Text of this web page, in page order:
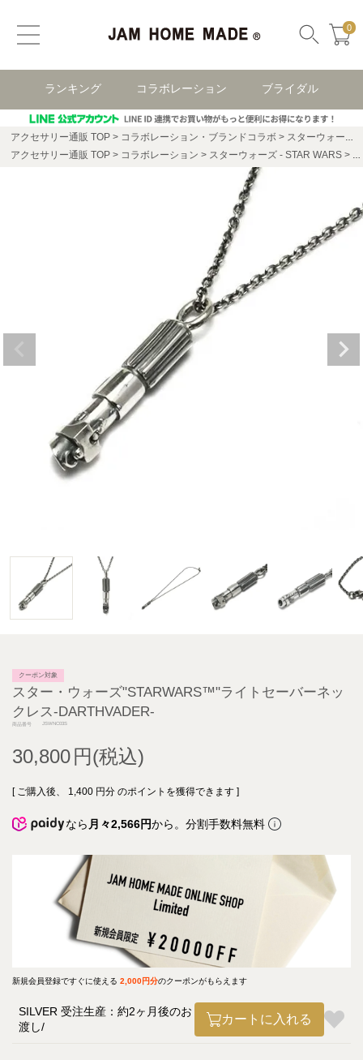
0
ランキング コラボレーション ブライダル
アクセサリー通販 TOP コラボレーション・ブランドコラボ
スターウォーズ(STAR WARS)
アクセサリー通販 TOP
コラボレーション スターウォーズ - STAR WARS
クーポン対象
スター・ウォーズ"STARWARS™"ライトセーバーネッ
クレス-DARTHVADER-
商品番号 JSWNC03S
30,800
[ ご購入後、 1,400 円分 のポイントを獲得できます ]
なら 月々2,566円から。分割手数料無料
新規会員登録ですぐに使える 2,000円分のクーポンがもらえます
SILVER 受注生産：約2ヶ月後のお
渡し
カートに入れる